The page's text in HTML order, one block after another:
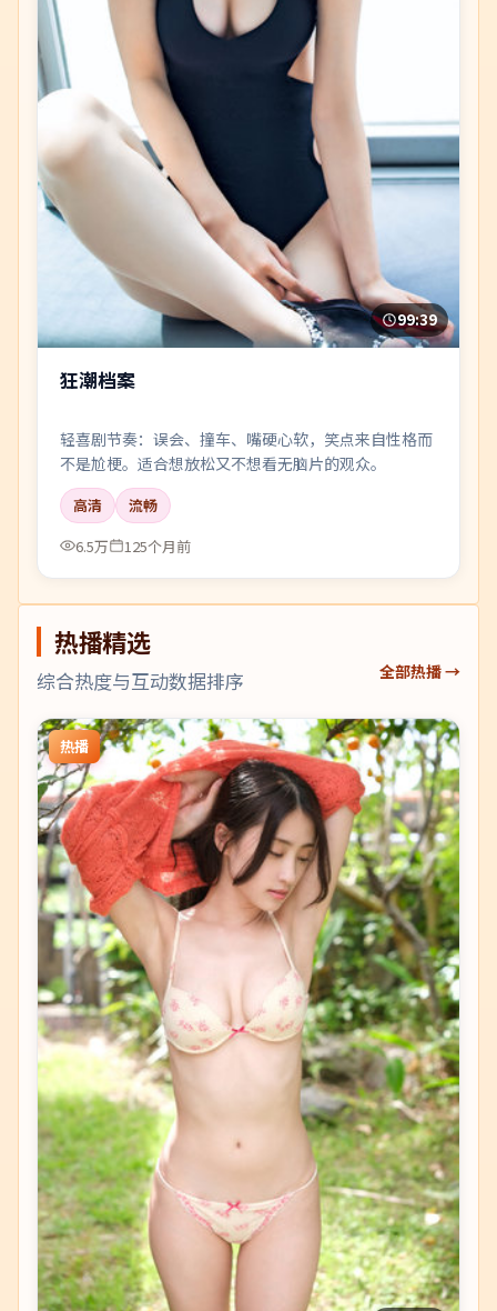
99:39
狂潮档案
轻喜剧节奏：误会、撞车、嘴硬心软，笑点来自性格而
不是尬梗。适合想放松又不想看无脑片的观众。
高清
流畅
6.5万
125个月前
热播精选
综合热度与互动数据排序 全部热播 →
热播